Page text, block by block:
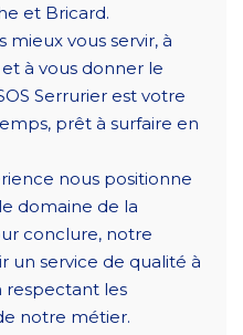
et Bricard.
vous servir, à
à vous donner le
Serrurier est votre
prêt à surfaire en
nous positionne
domaine de la
conclure, notre
un service de qualité à
respectant les
notre métier.